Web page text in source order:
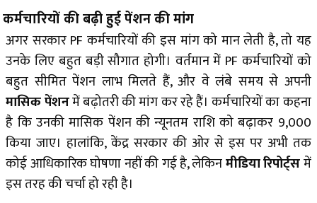
कर्मचारियों की बढ़ी हुई पेंशन की मांग
अगर सरकार PF कर्मचारियों की इस मांग को मान लेती है, तो यह
उनके लिए बहुत बड़ी सौगात होगी। वर्तमान में PF कर्मचारियों को
बहुत सीमित पेंशन लाभ मिलते हैं, और वे लंबे समय से अपनी
मासिक पेंशनमें बढ़ोतरी की मांग कर रहे हैं। कर्मचारियों का कहना
है कि उनकी मासिक पेंशन की न्यूनतम राशि को बढ़ाकर ₹9,000
किया जाए। हालांकि, केंद्र सरकार की ओर से इस पर अभी तक
कोई आधिकारिक घोषणा नहीं की गई है, लेकिनमीडिया रिपोर्ट्समें
इस तरह की चर्चा हो रही है।